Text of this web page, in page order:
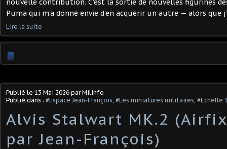
nouvelle contribution. C’est la sortie de nouvelles figurines
Puma qui m’a donné envie d’en acquérir un autre — alors que
Lire la suite
…
Publié le 13 Mai 2026 par Milinfo
Publié dans : #Espace Jean-François, #Les miniatures militaires, #Echelle
Alvis Stalwart MK.2
par Jean-François)